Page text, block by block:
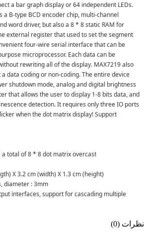
a bar graph display or 64 independent LEDs.
a B-type BCD encoder chip, multi-channel
word driver, but also a 8 * 8 static RAM for
external register that used to set the segment
four-wire serial interface that can be
microprocessor. Each data can be
rewriting all of the display. MAX7219 also
data coding or non-coding. The entire device
shutdown mode, analog and digital brightness
that allows the user to display 1-8 bits data, and
detection. It requires only three IO ports
when the dot matrix display! Support
total of 8 * 8 dot matrix overcast
X 3.2 cm (width) X 1.3 cm (height)
diameter : 3mm
interfaces, support for cascading multiple
نظرات (0)